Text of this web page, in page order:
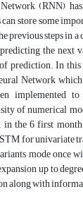
(RNN)
store some
previous steps in
the next
prediction. In
Network
implemented
of numerical
in the 6 first
for univariate
mode once
up to
along with